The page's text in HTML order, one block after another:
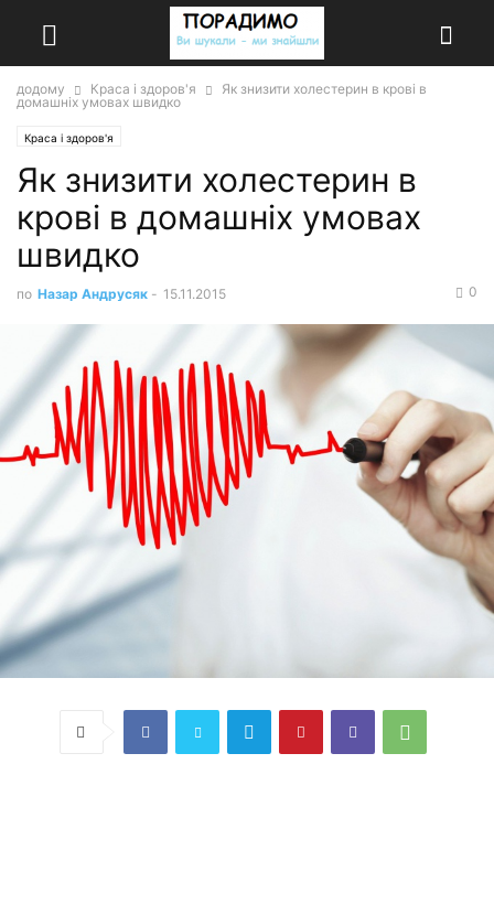
додому Краса і здоров'я
Як знизити холестерин в крові в
домашніх умовах швидко
Краса і здоров'я
Як знизити холестерин в
крові в домашніх умовах
швидко
по Назар Андрусяк - 15.11.2015 0